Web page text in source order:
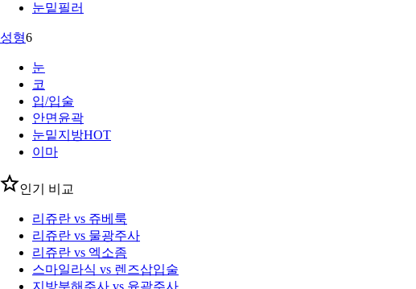
눈밑필러
성형6
눈
코
입/입술
안면윤곽
눈밑지방HOT
이마
인기 비교
리쥬란 vs 쥬베룩
리쥬란 vs 물광주사
리쥬란 vs 엑소좀
스마일라식 vs 렌즈삽입술
지방분해주사 vs 윤곽주사